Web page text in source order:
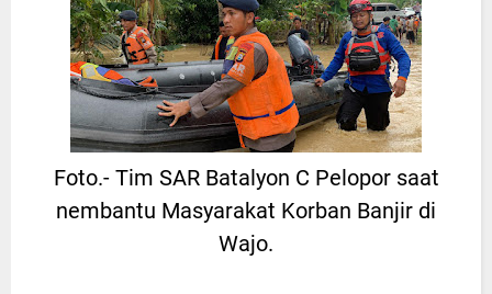
Foto.- Tim SAR Batalyon C Pelopor saat
nembantu Masyarakat Korban Banjir di
Wajo.